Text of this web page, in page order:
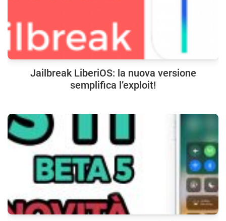
Jailbreak LiberiOS: la nuova versione
semplifica l’exploit!